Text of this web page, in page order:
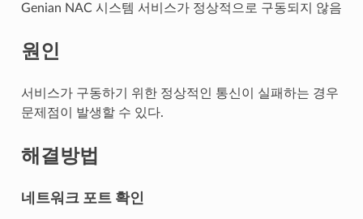
Genian NAC 시스템 서비스가 정상적으로 구동되지 않음
원인
서비스가 구동하기 위한 정상적인 통신이 실패하는 경우
문제점이 발생할 수 있다.
해결방법
네트워크 포트 확인